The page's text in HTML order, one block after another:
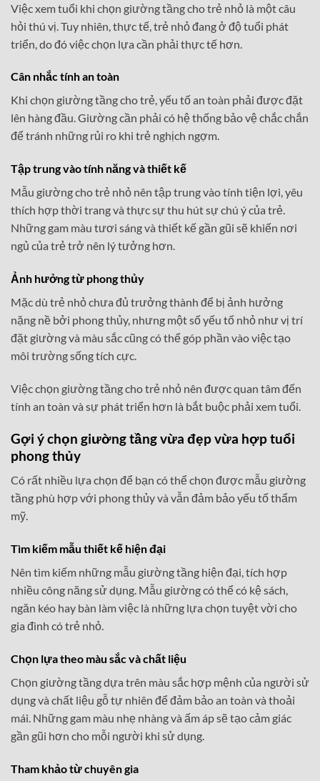
Việc xem tuổi khi chọn giường tầng cho trẻ nhỏ là một câu
hỏi thú vị. Tuy nhiên, thực tế, trẻ nhỏ đang ở độ tuổi phát
triển, do đó việc chọn lựa cần phải thực tế hơn.
Cân nhắc tính an toàn
Khi chọn giường tầng cho trẻ, yếu tố an toàn phải được đặt
lên hàng đầu. Giường cần phải có hệ thống bảo vệ chắc chắn
để tránh những rủi ro khi trẻ nghịch ngợm.
Tập trung vào tính năng và thiết kế
Mẫu giường cho trẻ nhỏ nên tập trung vào tính tiện lợi, yêu
thích hợp thời trang và thực sự thu hút sự chú ý của trẻ.
Những gam màu tươi sáng và thiết kế gần gũi sẽ khiến nơi
ngủ của trẻ trở nên lý tưởng hơn.
Ảnh hưởng từ phong thủy
Mặc dù trẻ nhỏ chưa đủ trưởng thành để bị ảnh hưởng
nặng nề bởi phong thủy, nhưng một số yếu tố nhỏ như vị trí
đặt giường và màu sắc cũng có thể góp phần vào việc tạo
môi trường sống tích cực.
Việc chọn giường tầng cho trẻ nhỏ nên được quan tâm đến
tính an toàn và sự phát triển hơn là bắt buộc phải xem tuổi.
Gợi ý chọn giường tầng vừa đẹp vừa hợp tuổi
phong thủy
Có rất nhiều lựa chọn để bạn có thể chọn được mẫu giường
tầng phù hợp với phong thủy và vẫn đảm bảo yếu tố thẩm
mỹ.
Tìm kiếm mẫu thiết kế hiện đại
Nên tìm kiếm những mẫu giường tầng hiện đại, tích hợp
nhiều công năng sử dụng. Mẫu giường có thể có kệ sách,
ngăn kéo hay bàn làm việc là những lựa chọn tuyệt vời cho
gia đình có trẻ nhỏ.
Chọn lựa theo màu sắc và chất liệu
Chọn giường tầng dựa trên màu sắc hợp mệnh của người sử
dụng và chất liệu gỗ tự nhiên để đảm bảo an toàn và thoải
mái. Những gam màu nhẹ nhàng và ấm áp sẽ tạo cảm giác
gần gũi hơn cho mỗi người khi sử dụng.
Tham khảo từ chuyên gia